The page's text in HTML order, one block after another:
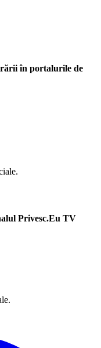
în portalurile de
Privesc.Eu TV